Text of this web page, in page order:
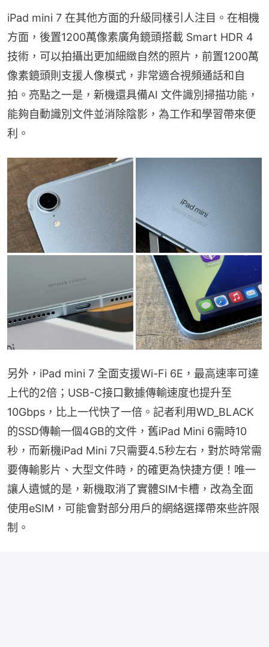
iPad mini 7 在其他方面的升級同樣引人注目。在相機
方面，後置1200萬像素廣角鏡頭搭載 Smart HDR 4
技術，可以拍攝出更加細緻自然的照片，前置1200萬
像素鏡頭則支援人像模式，非常適合視頻通話和自
拍。亮點之一是，新機還具備AI 文件識別掃描功能，
能夠自動識別文件並消除陰影，為工作和學習帶來便
利。
另外，iPad mini 7 全面支援Wi-Fi 6E，最高速率可達
上代的2倍；USB-C接口數據傳輸速度也提升至
10Gbps，比上一代快了一倍。記者利用WD_BLACK
的SSD傳輸一個4GB的文件，舊iPad Mini 6需時10
秒，而新機iPad Mini 7只需要4.5秒左右，對於時常需
要傳輸影片、大型文件時，的確更為快捷方便！唯一
讓人遺憾的是，新機取消了實體SIM卡槽，改為全面
使用eSIM，可能會對部分用戶的網絡選擇帶來些許限
制。